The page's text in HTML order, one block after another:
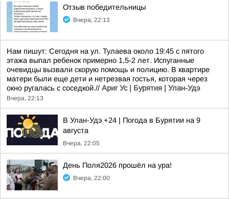
Отзыв победительницы
Вчера, 22:13
Нам пишут: Сегодня на ул. Тулаева около 19:45 с пятого
этажа выпал ребенок примерно 1,5-2 лет. Испуганные
очевидцы вызвали скорую помощь и полицию. В квартире
матери были еще дети и нетрезвая гостья, которая через
окно ругалась с соседкой.// Ариг Ус | Бурятия | Улан-Удэ
Вчера, 22:13
В Улан-Удэ +24 | Погода в Бурятии на 9
августа
Вчера, 22:05
День Поля2026 прошёл на ура!
Вчера, 22:00